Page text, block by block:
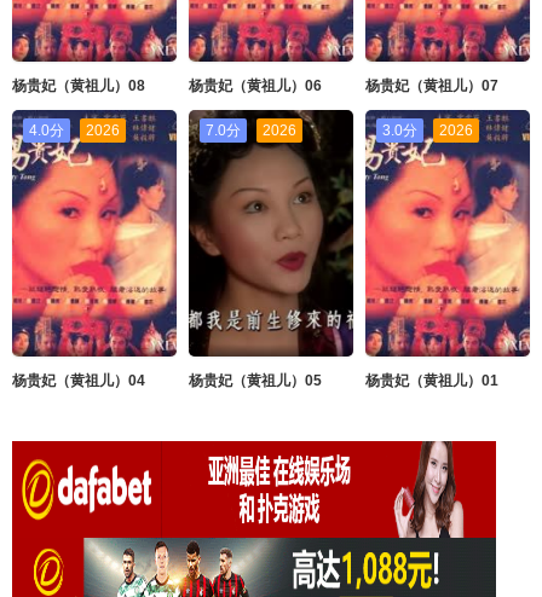
杨贵妃（黄祖儿）08 杨贵妃（黄祖儿）06 杨贵妃（黄祖儿）07
4.0分 2026
杨贵妃（黄祖儿）04
7.0分 2026
杨贵妃（黄祖儿）05
3.0分 2026
杨贵妃（黄祖儿）01